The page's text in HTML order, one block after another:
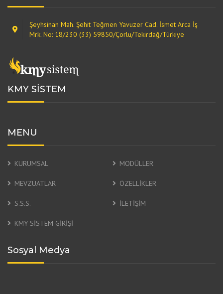
Şeyhsinan Mah. Şehit Teğmen Yavuzer Cad. İsmet Arca İş
Mrk. No: 18/230 (33) 59850/Çorlu/Tekirdağ/Türkiye
KMY SİSTEM
MENU
KURUMSAL MODÜLLER
MEVZUATLAR ÖZELLİKLER
S.S.S. İLETİŞİM
KMY SİSTEM GİRİŞİ
Sosyal Medya